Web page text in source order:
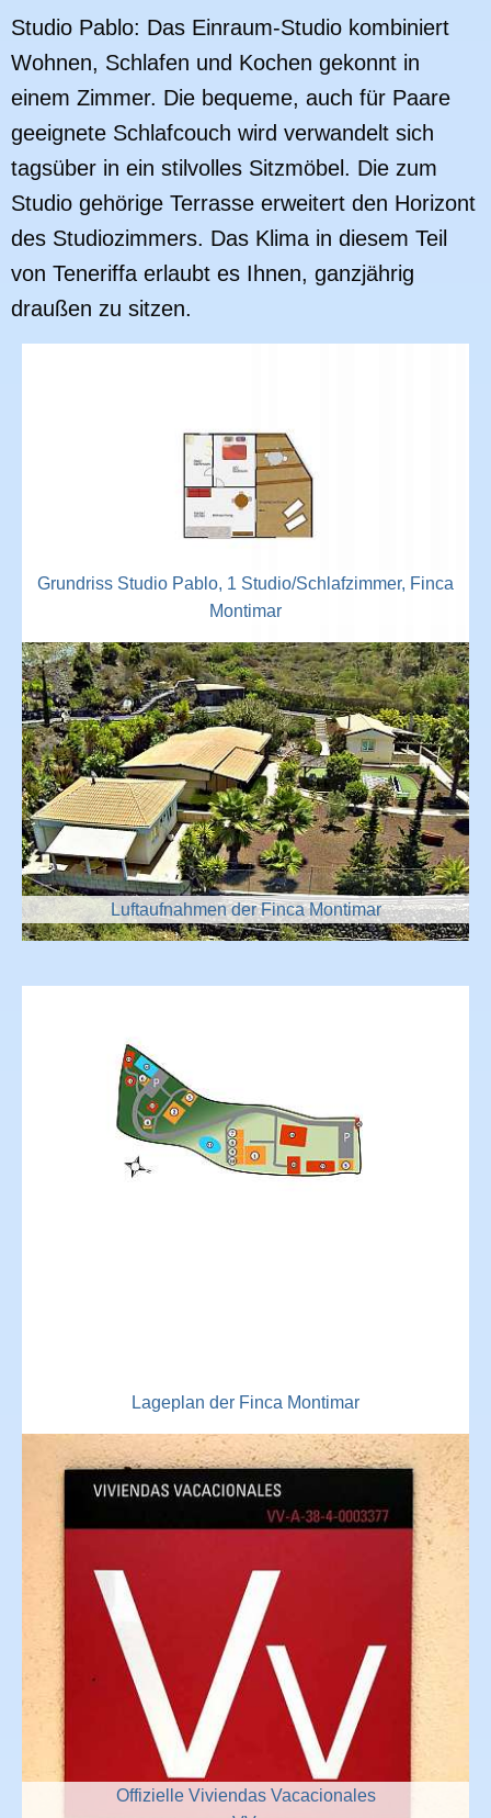
Studio Pablo: Das Einraum-Studio kombiniert
Wohnen, Schlafen und Kochen gekonnt in
einem Zimmer. Die bequeme, auch für Paare
geeignete Schlafcouch wird verwandelt sich
tagsüber in ein stilvolles Sitzmöbel. Die zum
Studio gehörige Terrasse erweitert den Horizont
des Studiozimmers. Das Klima in diesem Teil
von Teneriffa erlaubt es Ihnen, ganzjährig
draußen zu sitzen.
Grundriss Studio Pablo, 1 Studio/Schlafzimmer, Finca
Montimar
Luftaufnahmen der Finca Montimar
Lageplan der Finca Montimar
Offizielle Viviendas Vacacionales